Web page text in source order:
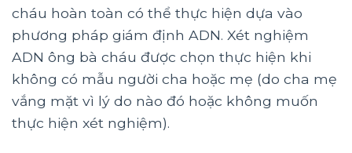
cháu hoàn toàn có thể thực hiện dựa vào
phương pháp giám định ADN. Xét nghiệm
ADN ông bà cháu được chọn thực hiện khi
không có mẫu người cha hoặc mẹ (do cha mẹ
vắng mặt vì lý do nào đó hoặc không muốn
thực hiện xét nghiệm).